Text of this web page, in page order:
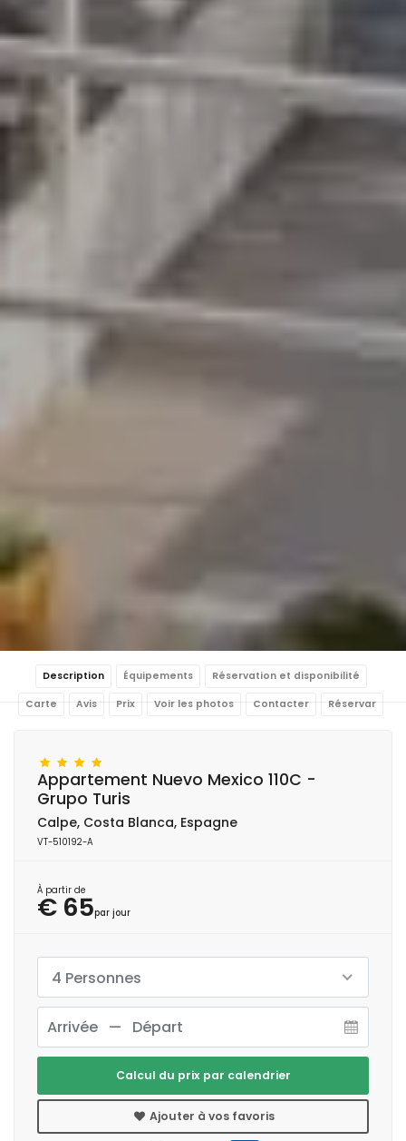
Description Équipements Réservation et disponibilité
Carte Avis Prix Voir les photos Contacter Réservar
Appartement Nuevo Mexico 110C -
Grupo Turis
Calpe, Costa Blanca, Espagne
VT-510192-A
À partir de
€ 65par jour
4 Personnes
Calcul du prix par calendrier
Ajouter à vos favoris